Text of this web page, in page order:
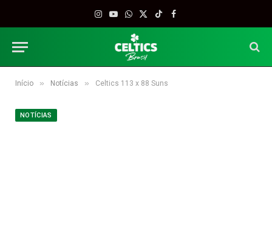
Instagram
YouTube
WhatsApp
X
TikTokFacebook
Início » Notícias » Celtics 113 x 88 Suns
NOTÍCIAS